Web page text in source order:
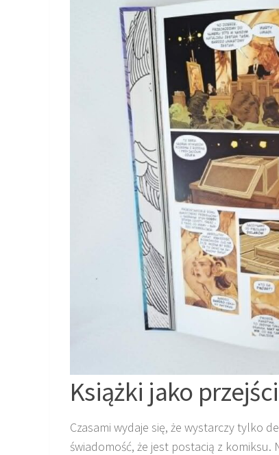
Książki jako
Czasami wydaje się, że wystarczy tylko
świadomość, że jest postacią z